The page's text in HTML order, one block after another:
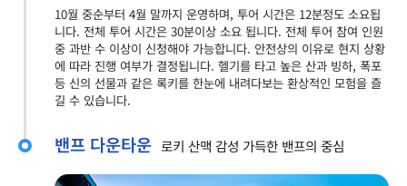
10월 중순부터 4월 말까지 운영하며, 투어 시간은 12분정도 소요됩
니다. 전체 투어 시간은 30분이상 소요 됩니다. 전체 투어 참여 인원
중 과반 수 이상이 신청해야 가능합니다. 안전상의 이유로 현지 상황
에 따라 진행 여부가 결정됩니다. 헬기를 타고 높은 산과 빙하, 폭포
등 신의 선물과 같은 록키를 한눈에 내려다보는 환상적인 모험을 즐
길 수 있습니다.
밴프 다운타운 로키 산맥 감성 가득한 밴프의 중심